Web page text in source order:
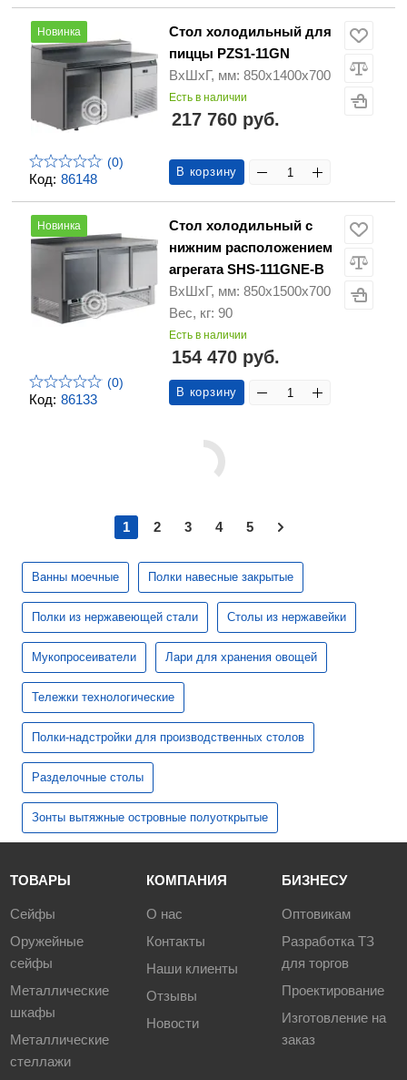
Код: 86148
Новинка
(0)
Стол холодильный для
пиццы PZS1-11GN
ВхШхГ, мм: 850х1400х700
Есть в наличии
217 760 руб.
В корзину
Код: 86133
Новинка
(0)
Стол холодильный с
нижним расположением
агрегата SHS-111GNE-B
ВхШхГ, мм: 850х1500х700
Вес, кг: 90
Есть в наличии
154 470 руб.
В корзину
1 2 3 4 5
Ванны моечные Полки навесные закрытые
Полки из нержавеющей стали Столы из нержавейки
Мукопросеиватели Лари для хранения овощей
Тележки технологические
Полки-надстройки для производственных столов
Разделочные столы
Зонты вытяжные островные полуоткрытые
ТОВАРЫ
Сейфы
Оружейные
сейфы
Металлические
шкафы
Металлические
стеллажи
КОМПАНИЯ
О нас
Контакты
Наши клиенты
Отзывы
Новости
БИЗНЕСУ
Оптовикам
Разработка ТЗ
для торгов
Проектирование
Изготовление на
заказ